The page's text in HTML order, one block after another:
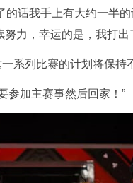
的话我手上有大约一半
力，幸运的是，我打出
系列比赛的计划将保持
参加主赛事然后回家！”